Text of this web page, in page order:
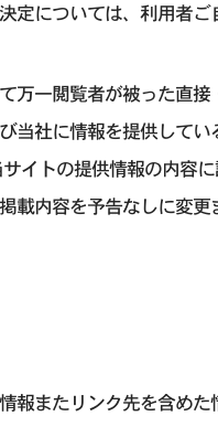
定については、利用者
万一閲覧者が被った直
当社に情報を提供して
イトの提供情報の内容
載内容を予告なしに変
報またリンク先を含めた